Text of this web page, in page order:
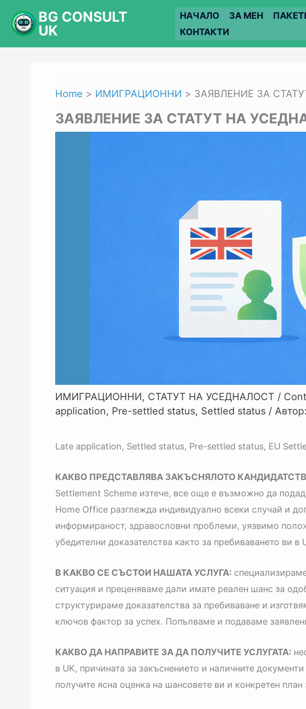
content
BG CONSULT
UK
НАЧАЛО ЗА МЕН
КОНТАКТИ
Home ИМИГРАЦИОННИ ЗАЯВЛЕНИЕ ЗА
ЗАЯВЛЕНИЕ ЗА СТАТУТ НА
ИМИГРАЦИОННИ, СТАТУТ НА УСЕДНАЛОСТ /
application, Pre-settled status, Settled status / Автор:
Late application, Settled status, Pre-settled status, EU
КАКВО ПРЕДСТАВЛЯВА ЗАКЪСНЯЛОТО
Settlement Scheme изтече, все още е възможно да
Home Office разглежда индивидуално всеки случай и
информираност, здравословни проблеми, уязвимо
убедителни доказателства както за пребиваването ви в
В КАКВО СЕ СЪСТОИ НАШАТА УСЛУГА:
ситуация и преценяваме дали имате реален шанс за
структурираме доказателства за пребиваване и
ключов фактор за успех. Попълваме и подаваме
КАКВО ДА НАПРАВИТЕ ЗА ДА ПОЛУЧИТЕ УСЛУГАТА:
в UK, причината за закъснението и наличните
получите ясна оценка на шансовете ви и конкретен